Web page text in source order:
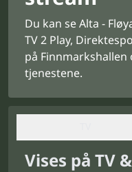
Du kan se Alta -
TV 2 Play,
på
tjenestene.
Vises på TV